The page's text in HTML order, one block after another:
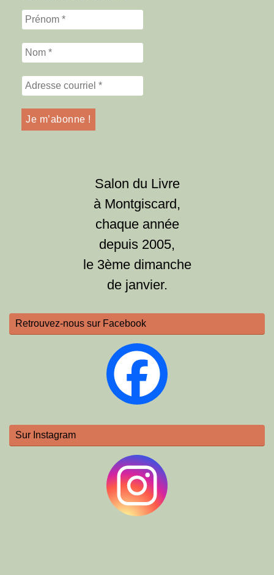
Salon du Livre
à Montgiscard,
chaque année
depuis 2005,
le 3ème dimanche
de janvier.
Retrouvez-nous sur Facebook
Sur Instagram